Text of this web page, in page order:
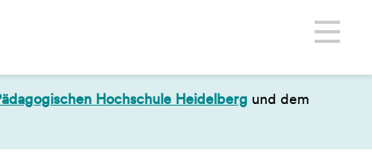
Hochschule Heidelberg und dem